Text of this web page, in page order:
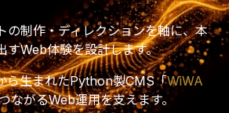
の制作・ディレクションを軸に、本
すWeb体験を設計します。
ら生まれたPython製CMS「WiWA
ながるWeb運用を支えます。